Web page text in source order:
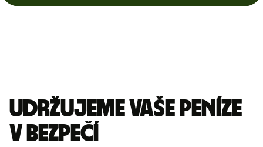
Udržujeme vaše peníze
v bezpečí